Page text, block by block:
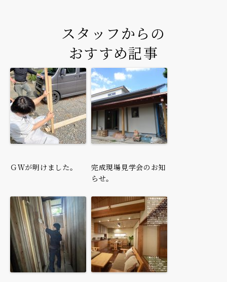
スタッフからの
おすすめ記事
ＧＷが明けました。
完成現場見学会のお知
らせ。